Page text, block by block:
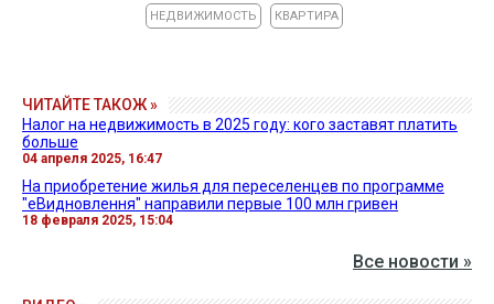
НЕДВИЖИМОСТЬ КВАРТИРА
ЧИТАЙТЕ ТАКОЖ »
Налог на недвижимость в 2025 году: кого заставят платить
больше
04 апреля 2025, 16:47
На приобретение жилья для переселенцев по программе
"еВидновлення" направили первые 100 млн гривен
18 февраля 2025, 15:04
Все новости »